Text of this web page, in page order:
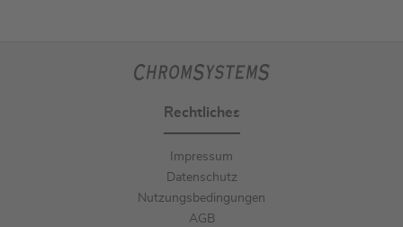
Rechtliches
Impressum
Datenschutz
Nutzungsbedingungen
AGB